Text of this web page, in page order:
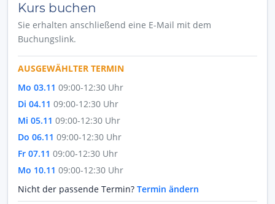
Kurs buchen
Sie erhalten anschließend eine E-Mail mit dem
Buchungslink.
AUSGEWÄHLTER TERMIN
Mo 03.11 09:00-12:30 Uhr
Di 04.11 09:00-12:30 Uhr
Mi 05.11 09:00-12:30 Uhr
Do 06.11 09:00-12:30 Uhr
Fr 07.11 09:00-12:30 Uhr
Mo 10.11 09:00-12:30 Uhr
Nicht der passende Termin? Termin ändern